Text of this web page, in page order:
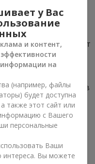
удобряли
Постный субстрат
Минеральные
в цветочных
стимулируют
но важно не
веществ в
корневой
у Вас
и контент,
на
(например, файлы
будет доступна
также этот сайт или
с Вашего
персональные
Ваши
интереса. Вы можете